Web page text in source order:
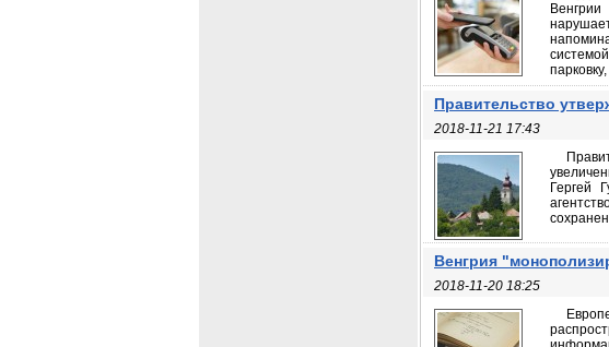
Правительство
2018-11-21 17:43
Гергей
Венгрия
2018-11-20 18:25